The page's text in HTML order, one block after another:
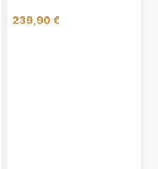
239,90€